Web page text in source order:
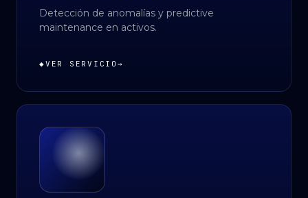
Detección de anomalías y predictive
maintenance en activos.
◆VER SERVICIO →